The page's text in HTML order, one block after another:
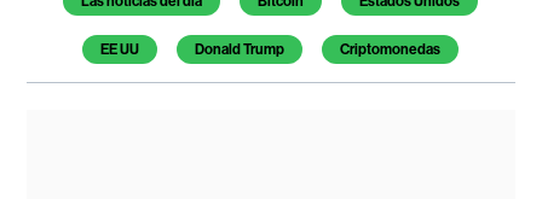
EE UU Donald Trump Criptomonedas